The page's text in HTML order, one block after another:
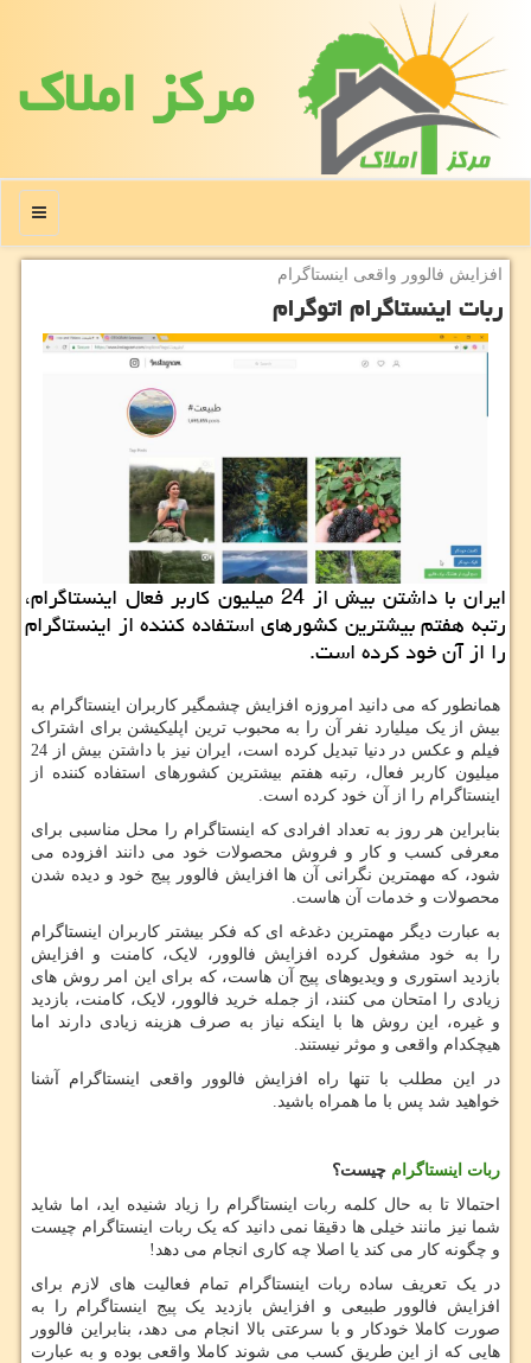
مركز املاك
منو
افزایش فالوور واقعی اینستاگرام
ربات اینستاگرام اتوگرام
ایران با داشتن بیش از 24 میلیون كاربر فعال اینستاگرام،
رتبه هفتم بیشترین كشورهای استفاده كننده از اینستاگرام
را از آن خود كرده است.
همانطور که می دانید امروزه افزایش چشمگیر کاربران اینستاگرام به
بیش از یک میلیارد نفر آن را به محبوب ترین اپلیکیشن برای اشتراک
فیلم و عکس در دنیا تبدیل کرده است، ایران نیز با داشتن بیش از 24
میلیون کاربر فعال، رتبه هفتم بیشترین کشورهای استفاده کننده از
اینستاگرام را از آن خود کرده است.
بنابراین هر روز به تعداد افرادی که اینستاگرام را محل مناسبی برای
معرفی کسب و کار و فروش محصولات خود می دانند افزوده می
شود، که مهمترین نگرانی آن ها افزایش فالوور پیج خود و دیده شدن
محصولات و خدمات آن هاست.
به عبارت دیگر مهمترین دغدغه ای که فکر بیشتر کاربران اینستاگرام
را به خود مشغول کرده افزایش فالوور، لایک، کامنت و افزایش
بازدید استوری و ویدیوهای پیج آن هاست، که برای این امر روش های
زیادی را امتحان می کنند، از جمله خرید فالوور، لایک، کامنت، بازدید
و غیره، این روش ها با اینکه نیاز به صرف هزینه زیادی دارند اما
هیچکدام واقعی و موثر نیستند.
در این مطلب با تنها راه افزایش فالوور واقعی اینستاگرام آشنا
خواهید شد پس با ما همراه باشید.
ربات اینستاگرام چیست؟
احتمالا تا به حال کلمه ربات اینستاگرام را زیاد شنیده اید، اما شاید
شما نیز مانند خیلی ها دقیقا نمی دانید که یک ربات اینستاگرام چیست
و چگونه کار می کند یا اصلا چه کاری انجام می دهد!
در یک تعریف ساده ربات اینستاگرام تمام فعالیت های لازم برای
افزایش فالوور طبیعی و افزایش بازدید یک پیج اینستاگرام را به
صورت کاملا خودکار و با سرعتی بالا انجام می دهد، بنابراین فالوور
هایی که از این طریق کسب می شوند کاملا واقعی بوده و به عبارت